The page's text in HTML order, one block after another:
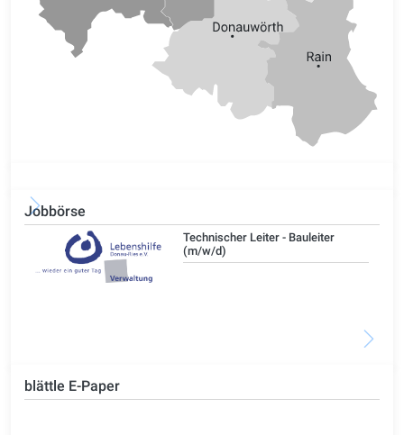
Jobbörse
Technischer Leiter - Bauleiter
(m/w/d)
blättle E-Paper